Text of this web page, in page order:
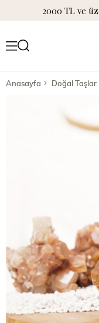
2000 TL ve
Anasayfa Doğal Taşlar